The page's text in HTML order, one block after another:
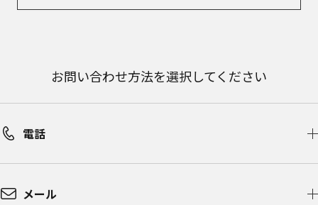
お問い合わせ方法を選択してください
電話
メール